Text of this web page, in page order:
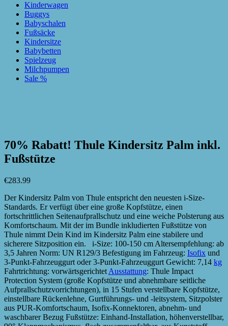
Kinderwagen
Buggys
Babyschalen
Fußsäcke
Kindersitze
Babybetten
Spielzeug
Milchpumpen
Sale %
70% Rabatt! Thule Kindersitz Palm inkl.
Fußstütze
€283.99
Der Kindersitz Palm von Thule entspricht den neuesten i-Size-
Standards. Er verfügt über eine große Kopfstütze, einen
fortschrittlichen Seitenaufprallschutz und eine weiche Polsterung aus
Komfortschaum. Mit der im Bundle inkludierten Fußstütze von
Thule nimmt Dein Kind im Kindersitz Palm eine stabilere und
sicherere Sitzposition ein. i-Size: 100-150 cm Altersempfehlung: ab
3,5 Jahren Norm: UN R129/3 Befestigung im Fahrzeug: Isofix und
3-Punkt-Fahrzeuggurt oder 3-Punkt-Fahrzeuggurt Gewicht: 7,14 kg
Fahrtrichtung: vorwärtsgerichtet Ausstattung: Thule Impact
Protection System (große Kopfstütze und abnehmbare seitliche
Aufprallschutzvorrichtungen), in 15 Stufen verstellbare Kopfstütze,
einstellbare Rückenlehne, Gurtführungs- und -leitsystem, Sitzpolster
aus PUR-Komfortschaum, Isofix-Konnektoren, abnehm- und
waschbarer Bezug Fußstütze: Einhand-Installation, höhenverstellbar,